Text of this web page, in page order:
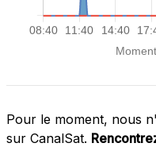
Pour le moment, nous
sur CanalSat.